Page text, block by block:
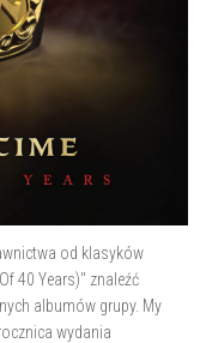
od klasyków
40 Years)" znaleźć
albumów grupy. My
wydania